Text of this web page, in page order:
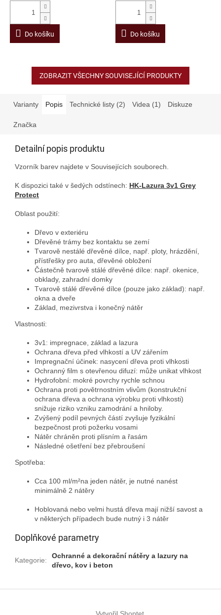
Do košíku Do košíku
ZOBRAZIT VŠECHNY SOUVISEJÍCÍ PRODUKTY
Varianty Popis Technické listy (2) Videa (1) Diskuze
Značka
Detailní popis produktu
Vzorník barev najdete v Souvisejících souborech.
K dispozici také v šedých odstínech: HK-Lazura 3v1 Grey
Protect
Oblast použití:
Dřevo v exteriéru
Dřevěné trámy bez kontaktu se zemí
Tvarově nestálé dřevěné dílce, např. ploty, hrázdění,
přístřešky pro auta, dřevěné obložení
Částečně tvarově stálé dřevěné dílce: např. okenice,
obklady, zahradní domky
Tvarově stálé dřevěné dílce (pouze jako základ): např.
okna a dveře
Základ, mezivrstva i konečný nátěr
Vlastnosti:
3v1: impregnace, základ a lazura
Ochrana dřeva před vlhkostí a UV zářením
Impregnační účinek: nasycení dřeva proti vlhkosti
Ochranný film s otevřenou difuzí: může unikat vlhkost
Hydrofobní: mokré povrchy rychle schnou
Ochrana proti povětrnostním vlivům (konstrukční
ochrana dřeva a ochrana výrobku proti vlhkosti)
snižuje riziko vzniku zamodrání a hniloby.
Zvýšený podíl pevných částí zvyšuje fyzikální
bezpečnost proti požerku vosami
Nátěr chráněn proti plísním a řasám
Následné ošetření bez přebroušení
Spotřeba:
Cca 100 ml/m²na jeden nátěr, je nutné nanést
minimálně 2 nátěry
Hoblovaná nebo velmi hustá dřeva mají nižší savost a
v některých případech bude nutný i 3 nátěr
Doplňkové parametry
Kategorie:
Ochranné a dekorační nátěry a lazury na
dřevo, kov i beton